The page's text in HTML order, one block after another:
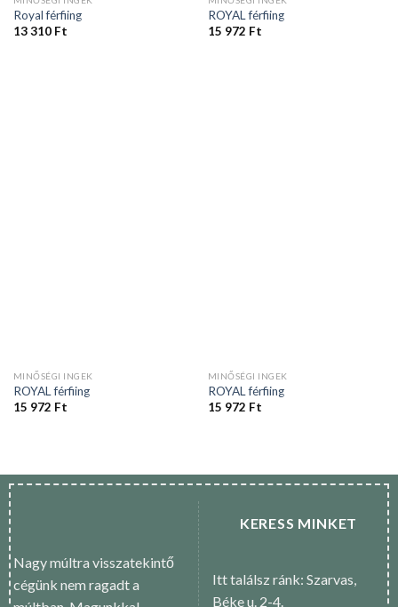
Royal férfiing
13 310 Ft
ROYAL férfiing
15 972 Ft
MINŐSÉGI INGEK
ROYAL férfiing
15 972 Ft
MINŐSÉGI INGEK
ROYAL férfiing
15 972 Ft
Nagy múltra visszatekintő
cégünk nem ragadt a
KERESS MINKET
Itt találsz ránk: Szarvas,
Béke u. 2-4.